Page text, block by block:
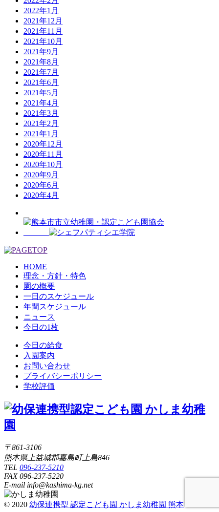
2022年1月
2021年12月
2021年11月
2021年10月
2021年9月
2021年8月
2021年7月
2021年6月
2021年5月
2021年4月
2021年3月
2021年2月
2021年1月
2020年12月
2020年11月
2020年10月
2020年9月
2020年6月
2020年4月
HOME
理念・方針・特色
園の概要
一日のスケジュール
年間スケジュール
ニュース
今日の1枚
今日の給食
入園案内
お問い合わせ
プライバシーポリシー
学校評価
〒861-3106
熊本県上益城郡嘉島町上島846
TEL 096-237-5210
FAX 096-237-5220
E-mail info@kashima-kg.net
© 2020 幼保連携型 認定こども園 かしま幼稚園 熊本